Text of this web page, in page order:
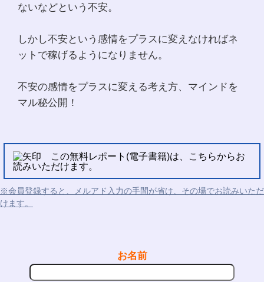
ないなどという不安。
しかし不安という感情をプラスに変えなければネ
ットで稼げるようになりません。
不安の感情をプラスに変える考え方、マインドを
マル秘公開！
この無料レポート(電子書籍)は、こちらからお
読みいただけます。
※会員登録すると、メルアド入力の手間が省け、その場でお読みいただ
けます。
お名前